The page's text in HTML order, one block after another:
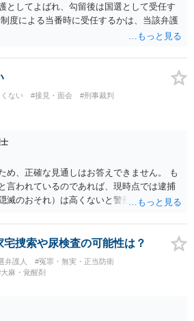
としてよばれ、勾留後は国選として受任す
度による当番時に受任するかは、当該弁護
ない #接見・面会
#刑事裁判
め、正確な見通しはお答えできません。 も
言われているのであれば、現時点では逮捕
滅のおそれ）は高くないと警察が判断して
象物については任意提出という形で対応す
であれば、弁護士に相談の上、適切に対応
差押え不必要の意見書を提出してもらう方
宅捜索や尿検査の可能性は？
弁護人
#冤罪・無実・正当防衛
麻・覚醒剤